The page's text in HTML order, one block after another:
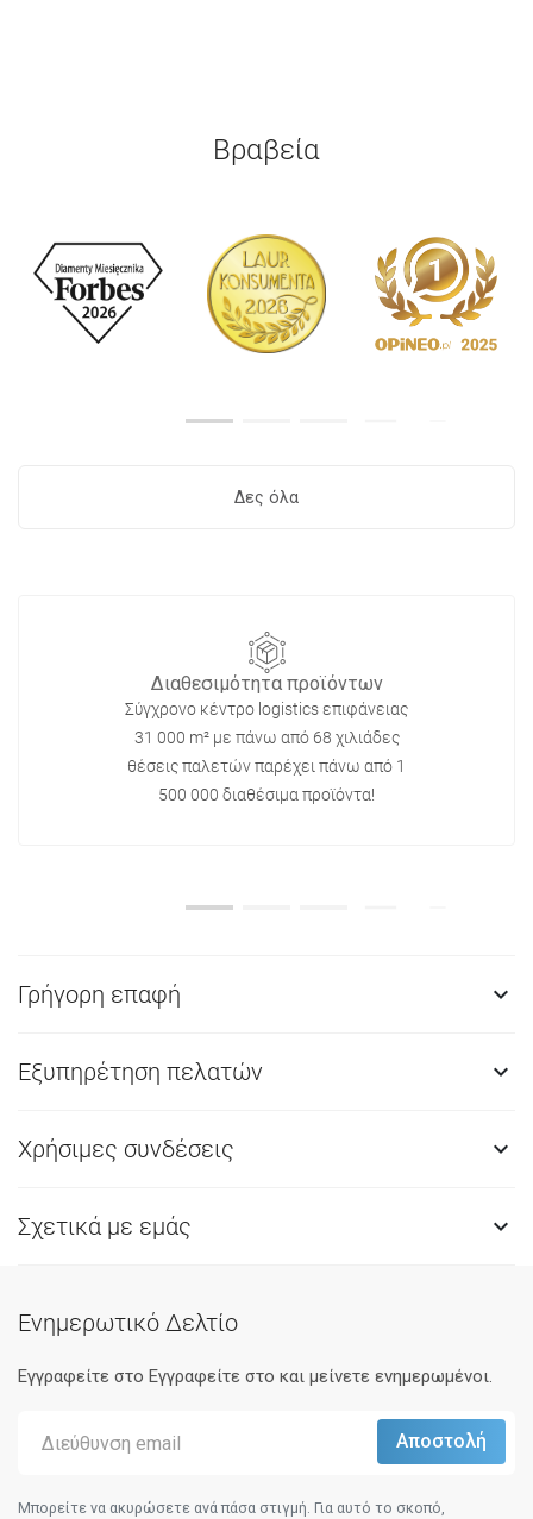
Βραβεία
Δες όλα
Διαθεσιμότητα προϊόντων
Σύγχρονο κέντρο logistics επιφάνειας
31 000 m² με πάνω από 68 χιλιάδες
θέσεις παλετών παρέχει πάνω από 1
500 000 διαθέσιμα προϊόντα!
Γρήγορη επαφή 
Εξυπηρέτηση πελατών 
Χρήσιμες συνδέσεις 
Σχετικά με εμάς 
Ενημερωτικό Δελτίο
Εγγραφείτε στο Eγγραφείτε στο και μείνετε ενημερωμένοι.
Μπορείτε να ακυρώσετε ανά πάσα στιγμή. Για αυτό το σκοπό,